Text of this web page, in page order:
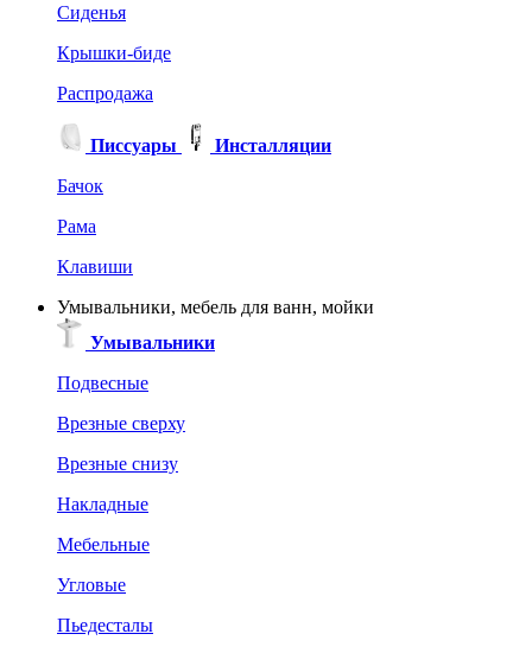
Сиденья
Крышки-биде
Распродажа
Писсуары
Инсталляции
Бачок
Рама
Клавиши
Умывальники, мебель для ванн, мойки
Умывальники
Подвесные
Врезные сверху
Врезные снизу
Накладные
Мебельные
Угловые
Пьедесталы